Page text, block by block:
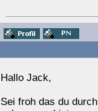
Hallo Jack,
Sei froh das du